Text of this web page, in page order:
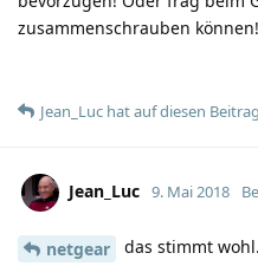
zusammenschrauben können!
Jean_Luc hatauf diesen
Jean_Luc 9. Mai 2018
netgear das stimmt wohl.